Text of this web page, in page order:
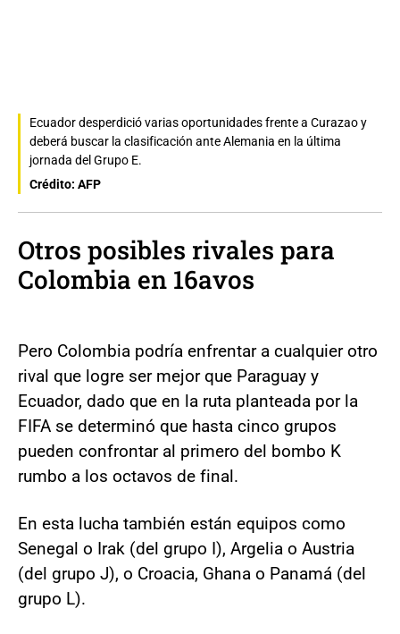
Ecuador desperdició varias oportunidades frente a Curazao y
deberá buscar la clasificación ante Alemania en la última
jornada del Grupo E.
Crédito: AFP
Otros posibles rivales para
Colombia en 16avos
Pero Colombia podría enfrentar a cualquier otro
rival que logre ser mejor que Paraguay y
Ecuador, dado que en la ruta planteada por la
FIFA se determinó que hasta cinco grupos
pueden confrontar al primero del bombo K
rumbo a los octavos de final.
En esta lucha también están equipos como
Senegal o Irak (del grupo I), Argelia o Austria
(del grupo J), o Croacia, Ghana o Panamá (del
grupo L).